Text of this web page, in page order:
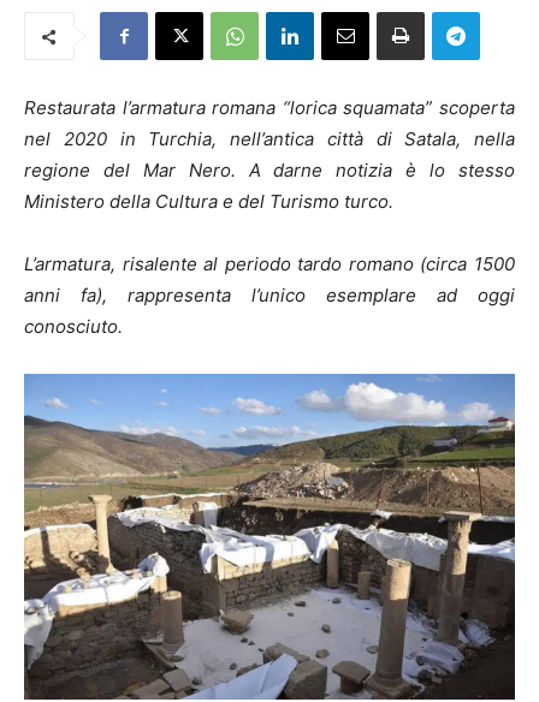
Restaurata l’armatura romana “lorica squamata” scoperta
nel 2020 in Turchia, nell’antica città di Satala, nella
regione del Mar Nero. A darne notizia è lo stesso
Ministero della Cultura e del Turismo turco.
L’armatura, risalente al periodo tardo romano (circa 1500
anni fa), rappresenta l’unico esemplare ad oggi
conosciuto.